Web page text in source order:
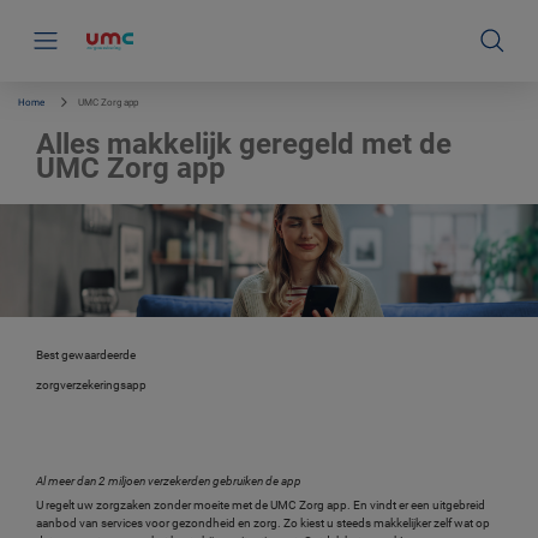
v
Home UMC Zorg app
Alles makkelijk geregeld met de
UMC Zorg app
Best gewaardeerde
zorgverzekeringsapp
Al meer dan 2 miljoen verzekerden gebruiken de app
U regelt uw zorgzaken zonder moeite met de UMC Zorg app. En vindt er een uitgebreid
aanbod van services voor gezondheid en zorg. Zo kiest u steeds makkelijker zelf wat op